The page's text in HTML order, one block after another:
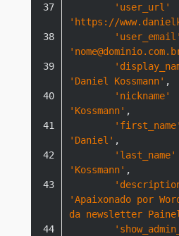
'user_url'
'https://
'user_email'
'Daniel Kossmann'
'nickname'
'Kossmann'
'first_name'
'Daniel'
'last_name'
'Kossmann'
'Apaixonado por
da newsletter